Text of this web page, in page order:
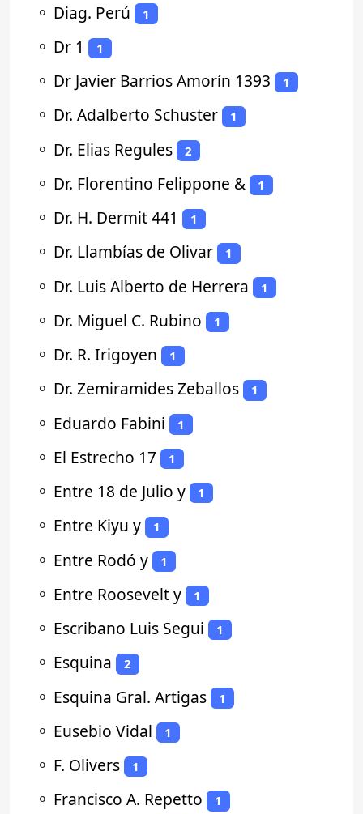
⚬ Diag. Perú 1
⚬ Dr 1 1
⚬ Dr Javier Barrios Amorín 1393 1
⚬ Dr. Adalberto Schuster 1
⚬ Dr. Elias Regules 2
⚬ Dr. Florentino Felippone & 1
⚬ Dr. H. Dermit 441 1
⚬ Dr. Llambías de Olivar 1
⚬ Dr. Luis Alberto de Herrera 1
⚬ Dr. Miguel C. Rubino 1
⚬ Dr. R. Irigoyen 1
⚬ Dr. Zemiramides Zeballos 1
⚬ Eduardo Fabini 1
⚬ El Estrecho 17 1
⚬ Entre 18 de Julio y 1
⚬ Entre Kiyu y 1
⚬ Entre Rodó y 1
⚬ Entre Roosevelt y 1
⚬ Escribano Luis Segui 1
⚬ Esquina 2
⚬ Esquina Gral. Artigas 1
⚬ Eusebio Vidal 1
⚬ F. Olivers 1
⚬ Francisco A. Repetto 1